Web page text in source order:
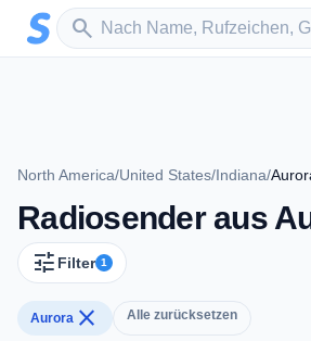
Zum Hauptinhalt springen
search
Sender suchen
North America/United States/Indiana/
Radiosender aus
tune Filter 1
Aurora close Alle zurücksetzen